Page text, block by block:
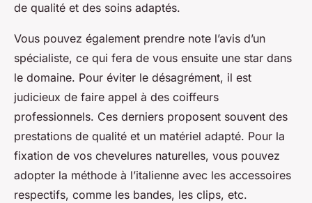
de qualité et des soins adaptés.
Vous pouvez également prendre note l’avis d’un
spécialiste, ce qui fera de vous ensuite une star dans
le domaine. Pour éviter le désagrément, il est
judicieux de faire appel à des coiffeurs
professionnels. Ces derniers proposent souvent des
prestations de qualité et un matériel adapté. Pour la
fixation de vos chevelures naturelles, vous pouvez
adopter la méthode à l’italienne avec les accessoires
respectifs, comme les bandes, les clips, etc.